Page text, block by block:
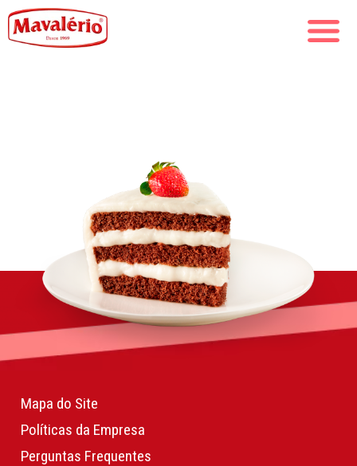
Mapa do Site
Políticas da Empresa
Perguntas Frequentes